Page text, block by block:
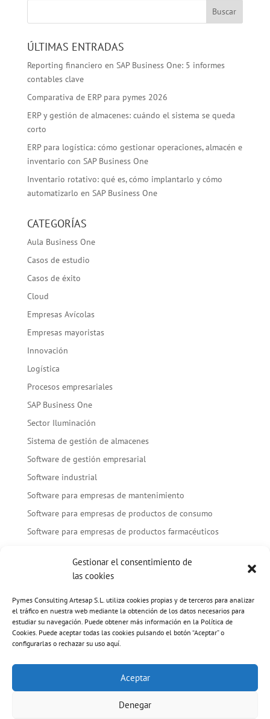
Gestionar el consentimiento de
las cookies
Pymes Consulting Artesap S.L. utiliza cookies propias y de terceros para analizar
el tráfico en nuestra web mediante la obtención de los datos necesarios para
estudiar su navegación. Puede obtener más información en la Política de
Cookies. Puede aceptar todas las cookies pulsando el botón “Aceptar” o
configurarlas o rechazar su uso aquí.
Aceptar
Denegar
ÚLTIMAS ENTRADAS
Reporting financiero en SAP Business One: 5 informes
contables clave
Comparativa de ERP para pymes 2026
ERP y gestión de almacenes: cuándo el sistema se queda
corto
ERP para logística: cómo gestionar operaciones, almacén e
inventario con SAP Business One
Inventario rotativo: qué es, cómo implantarlo y cómo
automatizarlo en SAP Business One
CATEGORÍAS
Aula Business One
Casos de estudio
Casos de éxito
Cloud
Empresas Avícolas
Empresas mayoristas
Innovación
Logística
Procesos empresariales
SAP Business One
Sector Iluminación
Sistema de gestión de almacenes
Software de gestión empresarial
Software industrial
Software para empresas de mantenimiento
Software para empresas de productos de consumo
Software para empresas de productos farmacéuticos
Software para moda
Tendencias
Transformación digital
POLÍTICA DE PRIVACIDAD
POLÍTICA DE COOKIES
CONDICIONES DE CONTRATACIÓN